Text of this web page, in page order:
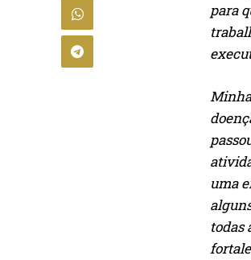
para
uma
todas